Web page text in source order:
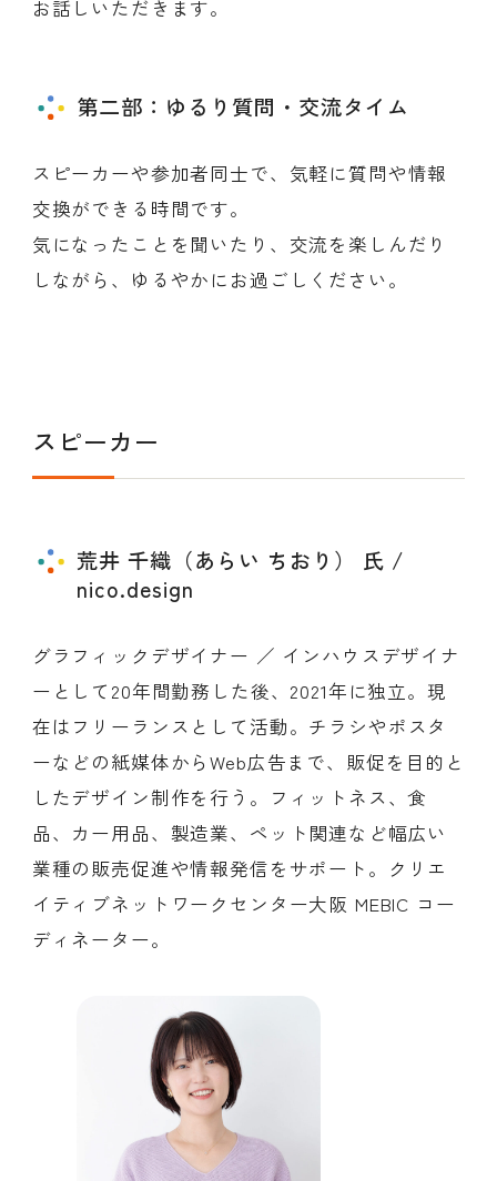
お話しいただきます。
第二部：ゆるり質問・交流タイム
スピーカーや参加者同士で、気軽に質問や情報
交換ができる時間です。
気になったことを聞いたり、交流を楽しんだり
しながら、ゆるやかにお過ごしください。
スピーカー
荒井 千織（あらい ちおり） 氏 /
nico.design
グラフィックデザイナー ／ インハウスデザイナ
ーとして20年間勤務した後、2021年に独立。現
在はフリーランスとして活動。チラシやポスタ
ーなどの紙媒体からWeb広告まで、販促を目的と
したデザイン制作を行う。フィットネス、食
品、カー用品、製造業、ペット関連など幅広い
業種の販売促進や情報発信をサポート。クリエ
イティブネットワークセンター大阪 MEBIC コー
ディネーター。